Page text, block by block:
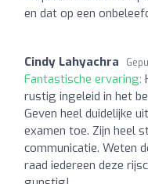
en dat op een
Cindy Lahyachra
Fantastische ervaring:
rustig ingeleid in het
Geven heel duidelijke
examen toe. Zijn heel
communicatie. Weten
raad iedereen deze